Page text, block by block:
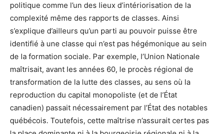
politique comme l’un des lieux d’intériorisation de la
complexité même des rapports de classes. Ainsi
s’explique d’ailleurs qu’un parti au pouvoir puisse être
identifié à une classe qui n’est pas hégémonique au sein
de la formation sociale. Par exemple, l’Union Nationale
maîtrisait, avant les années 60, le procès régional de
transformation de la lutte des classes, au sens où la
reproduction du capital monopoliste (et de l’État
canadien) passait nécessairement par l’État des notables
québécois. Toutefois, cette maîtrise n’assurait certes pas